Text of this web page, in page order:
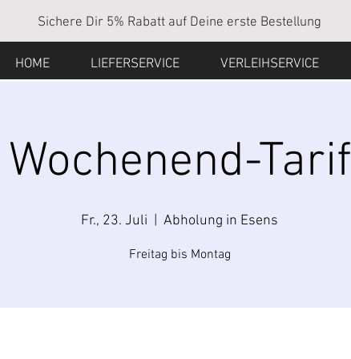
Sichere Dir 5% Rabatt auf Deine erste Bestellung
HOME LIEFERSERVICE VERLEIHSERVICE
Wochenend-Tarif
Fr., 23. Juli Abholung in Esens
Freitag bis Montag